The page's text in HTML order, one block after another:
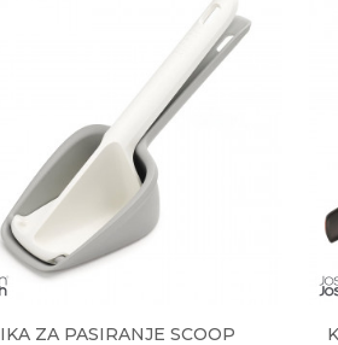
ZA PASIRANJE SCOOP